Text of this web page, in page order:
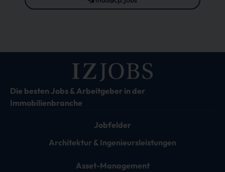
Die besten Jobs & Arbeitgeber in der
Immobilienbranche
Jobfelder
Architektur & Ingenieursleistungen
Asset-Management